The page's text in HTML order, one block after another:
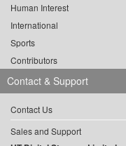
Human Interest
International
Sports
Contributors
Contact & Support
Contact Us
Sales and Support